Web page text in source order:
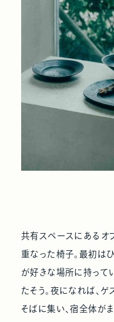
共有スペースにあるオ
重なった椅子。最初は
が好きな場所に持って
たそう。夜になれば、
そばに集い、宿全体が